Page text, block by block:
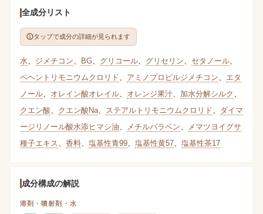
全成分リスト
タップで成分の詳細が見られます
水 ジメチコン BG、 グリコール、 グリセリン セタノール、
ベヘントリモニウムクロリド
アミノプロピルジメチコン
エタ
ノール、 オレイン酸オレイル、 オレンジ果汁、 加水分解シルク
クエン酸
クエン酸Na、 ステアルトリモニウムクロリド
ダイマ
ージリノール酸水添ヒマシ油
メチルパラベン
メマツヨイグサ
種子エキス
香料、 塩基性青99、 塩基性黄57、 塩基性茶17
成分構成の解説
溶剤・噴射剤・水